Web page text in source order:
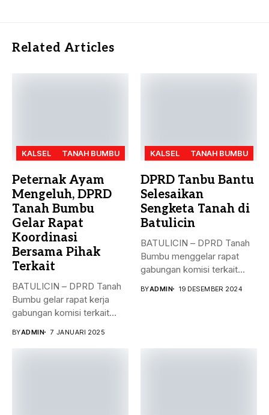
Related Articles
KALSEL TANAH BUMBU
Peternak Ayam
Mengeluh, DPRD
Tanah Bumbu
Gelar Rapat
Koordinasi
Bersama Pihak
Terkait
BATULICIN – DPRD Tanah
Bumbu gelar rapat kerja
gabungan komisi terkait
BYADMIN 7 JANUARI 2025
KALSEL TANAH BUMBU
DPRD Tanbu Bantu
Selesaikan
Sengketa Tanah di
Batulicin
BATULICIN – DPRD Tanah
Bumbu menggelar rapat
gabungan komisi terkait
BYADMIN 19 DESEMBER 2024